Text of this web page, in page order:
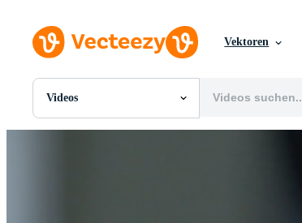
Vektoren
Videos
Alle Bilder